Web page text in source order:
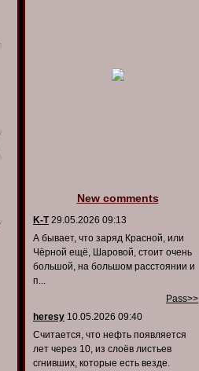
New comments
K-T29.05.2026 09:13
А бывает, что заряд Красной, или
Чёрной ещё, Шаровой, стоит очень
большой, на большом расстоянии и
п...
Pass>>
heresy 10.05.2026 09:40
Считается, что нефть появляется
лет через 10, из слоёв листьев
сгнивших, которые есть везде.